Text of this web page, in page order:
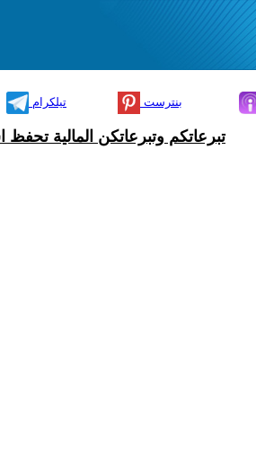
تيلكرام بنترست
تبرعاتكم وتبرعاتكن المالية